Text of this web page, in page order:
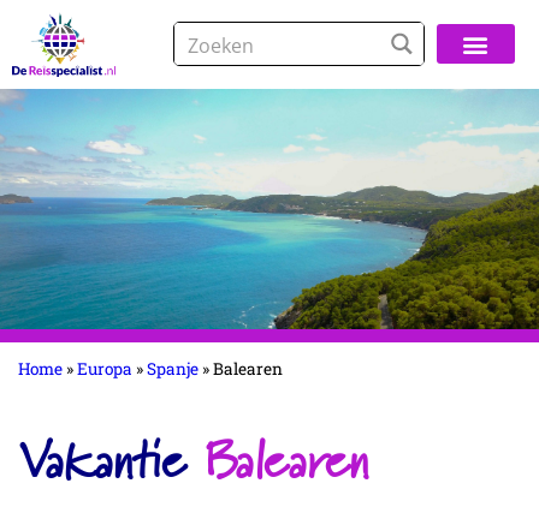
Home »Europa »Spanje »Balearen
Vakantie Balearen